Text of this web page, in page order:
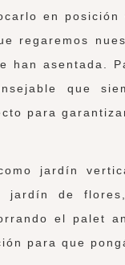
en
regaremos
han asentada.
que
para
jardín
jardín de
el palet
para que